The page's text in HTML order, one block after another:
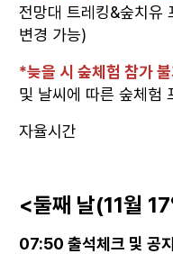
전망대 트레킹&숲치유
변경 가능)
*늦을 시 숲체험 참가
및 날씨에 따른 숲체험
자율시간
<둘째 날(11월
07:50 출석체크 및 공